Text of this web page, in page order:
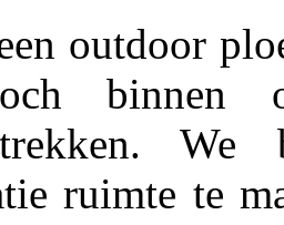
outdoor
binnen
ruimte te